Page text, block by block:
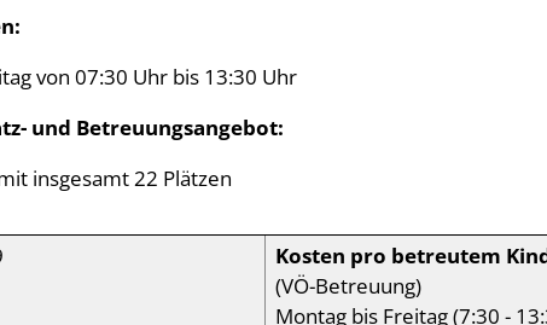
von 07:30 Uhr bis 13:30 Uhr
und Betreuungsangebot:
insgesamt 22 Plätzen
Kosten pro betreutem
(VÖ-Betreuung)
Montag bis Freitag (7:30 -